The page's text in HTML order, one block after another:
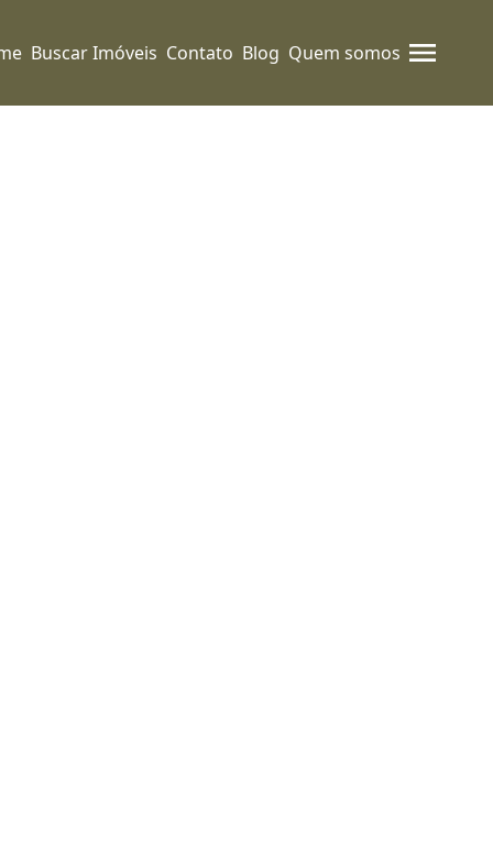
Buscar Imóveis Contato Blog Quem somos